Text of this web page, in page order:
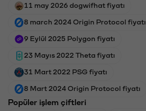
11 may 2026 dogwifhat fiyatı
8 march 2024 Origin Protocol fiyatı
9 Eylül 2025 Polygon fiyatı
23 Mayıs 2022 Theta fiyatı
31 Mart 2022 PSG fiyatı
8 Mart 2024 Origin Protocol fiyatı
Popüler işlem çiftleri